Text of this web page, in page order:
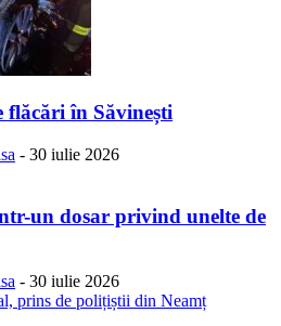
în Săvinești
- 30 iulie 2026
un dosar privind unelte de
- 30 iulie 2026